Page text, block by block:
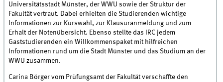
Universitätsstadt Münster, der WWU sowie der Struktur der
Fakultät vertraut. Dabei erhielten die Studierenden wichtige
Informationen zur Kurswahl, zur Klausuranmeldung und zum
Erhalt der Notenübersicht. Ebenso stellte das IRC jedem
Gaststudierenden ein Willkommenspaket mit hilfreichen
Informationen rund um die Stadt Münster und das Studium an der
WWU zusammen.
Carina Börger vom Prüfungsamt der Fakultät verschaffte den